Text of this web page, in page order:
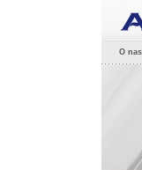
O nas